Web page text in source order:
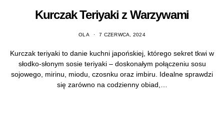
Kurczak Teriyaki z Warzywami
OLA 7 CZERWCA, 2024
Kurczak teriyaki to danie kuchni japońskiej, którego sekret tkwi w
słodko-słonym sosie teriyaki – doskonałym połączeniu sosu
sojowego, mirinu, miodu, czosnku oraz imbiru. Idealne sprawdzi
się zarówno na codzienny obiad,…